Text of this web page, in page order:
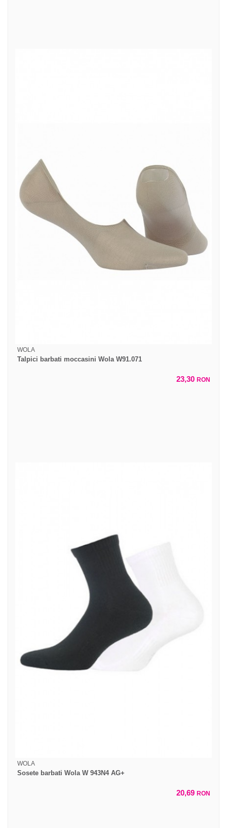
WOLA
Talpici barbati moccasini Wola W91.071
23,30 RON
WOLA
Sosete barbati Wola W 943N4 AG+
20,69 RON